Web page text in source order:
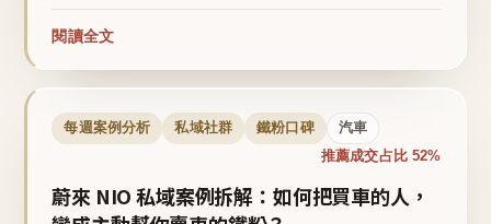
閱讀全文
每週案例分析 私域社群 鐵粉口碑 汽車
推薦成交占比 52%
蔚來 NIO 私域案例拆解：如何把買車的人，